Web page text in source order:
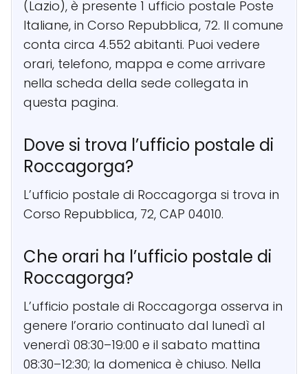
(Lazio), è presente 1 ufficio postale Poste
Italiane, in Corso Repubblica, 72. Il comune
conta circa 4.552 abitanti. Puoi vedere
orari, telefono, mappa e come arrivare
nella scheda della sede collegata in
questa pagina.
Dove si trova l’ufficio postale di
Roccagorga?
L’ufficio postale di Roccagorga si trova in
Corso Repubblica, 72, CAP 04010.
Che orari ha l’ufficio postale di
Roccagorga?
L’ufficio postale di Roccagorga osserva in
genere l’orario continuato dal lunedì al
venerdì 08:30–19:00 e il sabato mattina
08:30–12:30; la domenica è chiuso. Nella